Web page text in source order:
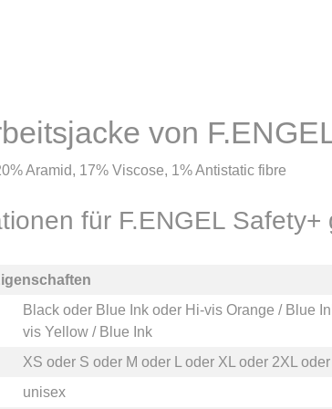
von
Aramid, 17% Viscose, 1% Antistatic fibre
für F.ENGEL
Blackoder Blue Inkoder Hi-vis Orange / Blue
vis Yellow / Blue Ink
XS oder S oder M oder oder XL oder 2XL oder
unisex